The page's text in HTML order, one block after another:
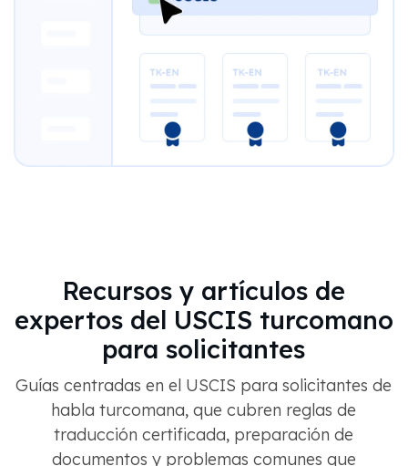
Recursos y artículos de
expertos del USCIS turcomano
para solicitantes
Guías centradas en el USCIS para solicitantes de
habla turcomana, que cubren reglas de
traducción certificada, preparación de
documentos y problemas comunes que